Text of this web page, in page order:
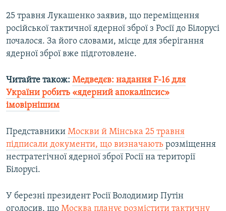
25 травня Лукашенко заявив, що переміщення
російської тактичної ядерної зброї з Росії до Білорусі
почалося. За його словами, місце для зберігання
ядерної зброї вже підготовлене.
Читайте також: Медведєв: надання F-16 для
України робить «ядерний апокаліпсис»
імовірнішим
Представники Москви й Мінська 25 травня
підписали документи, що визначають розміщення
нестратегічної ядерної зброї Росії на території
Білорусі.
У березні президент Росії Володимир Путін
оголосив, що Москва планує розмістити тактичну